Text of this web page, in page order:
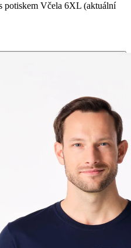
potiskem Včela 6XL (aktuální